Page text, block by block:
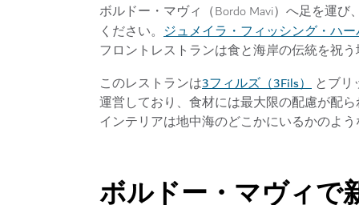
ボルドー・マヴィ（Bordo Mavi）へ足を運
ください。 ジュメイラ・フィッシング・ハー
フロントレストランは食と海岸の伝統を祝
このレストランは3フィルズ（3Fils） とブリ
運営しており、食材には最大限の配慮が配
インテリアは地中海のどこかにいるかのよ
ボルドー・マヴィで